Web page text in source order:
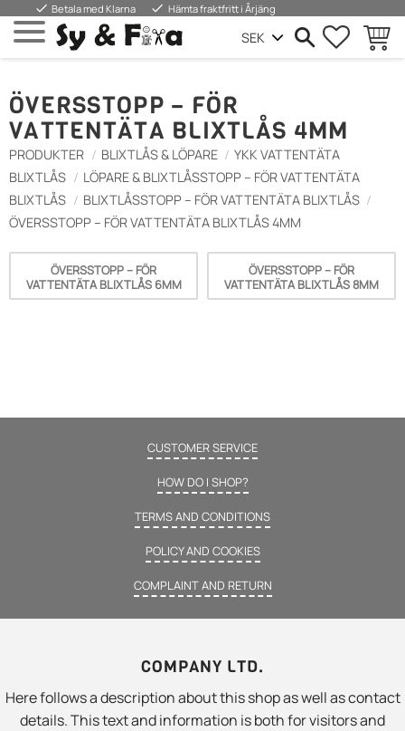
Valikko
done Betala med Klarna done Hämta fraktfritt i Årjäng
SUOSIKIT
ÖVERSSTOPP – FÖR
VATTENTÄTA BLIXTLÅS 4MM
PRODUKTER BLIXTLÅS & LÖPARE
YKK VATTENTÄTA
BLIXTLÅS
LÖPARE & BLIXTLÅSSTOPP – FÖR VATTENTÄTA
BLIXTLÅS
BLIXTLÅSSTOPP – FÖR VATTENTÄTA BLIXTLÅS
ÖVERSSTOPP – FÖR VATTENTÄTA BLIXTLÅS 4MM
ÖVERSSTOPP – FÖR
VATTENTÄTA BLIXTLÅS 6MM
ÖVERSSTOPP – FÖR
VATTENTÄTA BLIXTLÅS 8MM
CUSTOMER SERVICE
HOW DO I SHOP?
TERMS AND CONDITIONS
POLICY AND COOKIES
COMPLAINT AND RETURN
COMPANY LTD.
Here follows a description about this shop as well as contact
details. This text and information is both for visitors and